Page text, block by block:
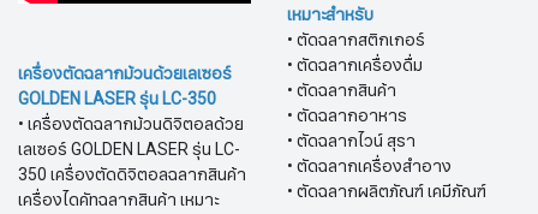
เครื่องตัดฉลากม้วนด้วยเลเซอร์
GOLDEN LASER รุ่น LC-350
• เครื่องตัดฉลากม้วนดิจิตอลด้วย
เลเซอร์ GOLDEN LASER รุ่น LC-
350 เครื่องตัดดิจิตอลฉลากสินค้า
เครื่องไดคัทฉลากสินค้า เหมาะ
เหมาะสำหรับ
• ตัดฉลากสติกเกอร์
• ตัดฉลากเครื่องดื่ม
• ตัดฉลากสินค้า
• ตัดฉลากอาหาร
• ตัดฉลากไวน์ สุรา
• ตัดฉลากเครื่องสำอาง
• ตัดฉลากผลิตภัณฑ์ เคมีภัณฑ์